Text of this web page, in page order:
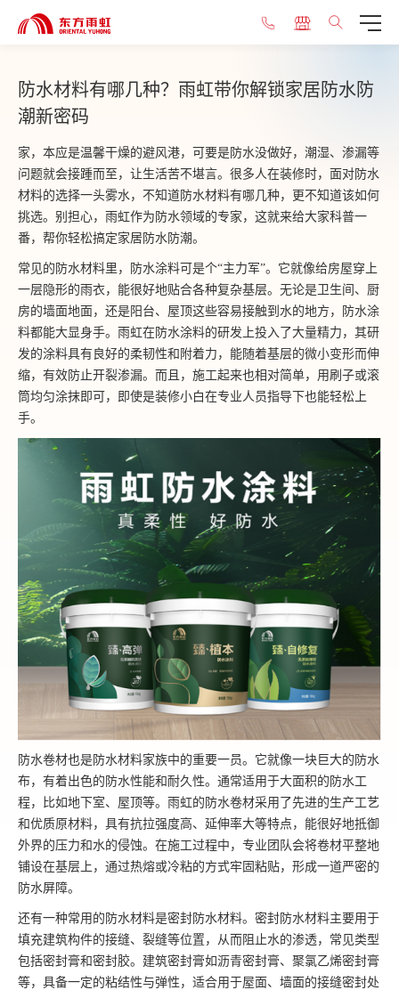
防水材料有哪几种？雨虹带你解锁家居防水防
潮新密码
家，本应是温馨干燥的避风港，可要是防水没做好，潮湿、渗漏等
问题就会接踵而至，让生活苦不堪言。很多人在装修时，面对防水
材料的选择一头雾水，不知道防水材料有哪几种，更不知道该如何
挑选。别担心，雨虹作为防水领域的专家，这就来给大家科普一
番，帮你轻松搞定家居防水防潮。
常见的防水材料里，防水涂料可是个“主力军”。它就像给房屋穿上
一层隐形的雨衣，能很好地贴合各种复杂基层。无论是卫生间、厨
房的墙面地面，还是阳台、屋顶这些容易接触到水的地方，防水涂
料都能大显身手。雨虹在防水涂料的研发上投入了大量精力，其研
发的涂料具有良好的柔韧性和附着力，能随着基层的微小变形而伸
缩，有效防止开裂渗漏。而且，施工起来也相对简单，用刷子或滚
筒均匀涂抹即可，即使是装修小白在专业人员指导下也能轻松上
手。
防水卷材也是防水材料家族中的重要一员。它就像一块巨大的防水
布，有着出色的防水性能和耐久性。通常适用于大面积的防水工
程，比如地下室、屋顶等。雨虹的防水卷材采用了先进的生产工艺
和优质原材料，具有抗拉强度高、延伸率大等特点，能很好地抵御
外界的压力和水的侵蚀。在施工过程中，专业团队会将卷材平整地
铺设在基层上，通过热熔或冷粘的方式牢固粘贴，形成一道严密的
防水屏障。
还有一种常用的防水材料是密封防水材料。密封防水材料主要用于
填充建筑构件的接缝、裂缝等位置，从而阻止水的渗透，常见类型
包括密封膏和密封胶。建筑密封膏如沥青密封膏、聚氯乙烯密封膏
等，具备一定的粘结性与弹性，适合用于屋面、墙面的接缝密封处